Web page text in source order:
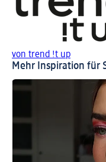
von trend !t up
Mehr Inspiration für